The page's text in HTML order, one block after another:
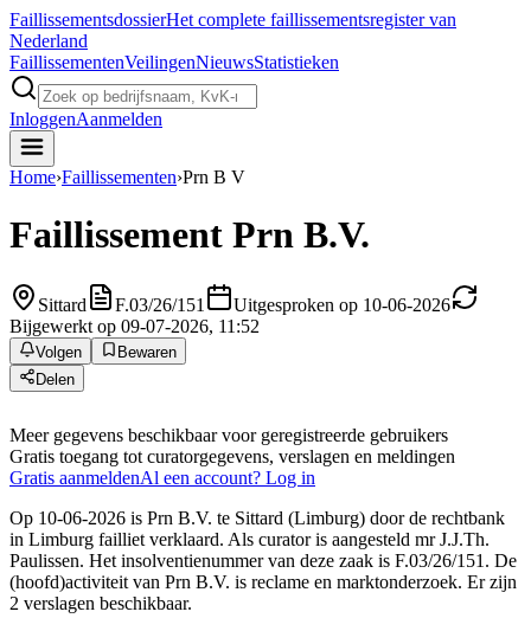
FaillissementsdossierHet complete faillissementsregister van
Nederland
FaillissementenVeilingenNieuwsStatistieken
InloggenAanmelden
Home›Faillissementen›Prn B V
Faillissement Prn B.V.
Sittard F.03/26/151
Uitgesproken op 10-06-2026
Bijgewerkt op 09-07-2026, 11:52
Volgen
Bewaren
Delen
Meer gegevens beschikbaar voor geregistreerde gebruikers
Gratis toegang tot curatorgegevens, verslagen en meldingen
Gratis aanmeldenAl een account? Log in
Op 10-06-2026 is Prn B.V. te Sittard (Limburg) door de rechtbank
in Limburg failliet verklaard. Als curator is aangesteld mr J.J.Th.
Paulissen. Het insolventienummer van deze zaak is F.03/26/151. De
(hoofd)activiteit van Prn B.V. is reclame en marktonderzoek. Er zijn
2 verslagen beschikbaar.